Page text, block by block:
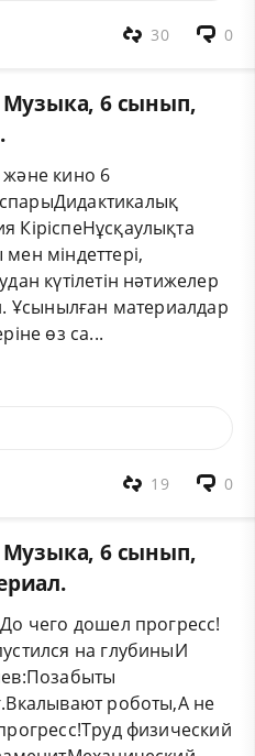
0
30
6 сынып,
кино 6
КіріспеНұсқаулықта
міндеттері,
күтілетін нәтижелер
Ұсынылған материалдар
өз са...
0
19
6 сынып,
чего дошел прогресс!
на глубиныИ
роботы,А не
физический